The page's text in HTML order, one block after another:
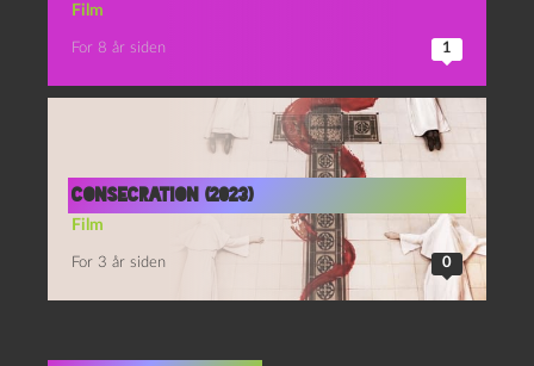
Film
For 8 år siden 1
Consecration (2023)
Film
For 3 år siden 0